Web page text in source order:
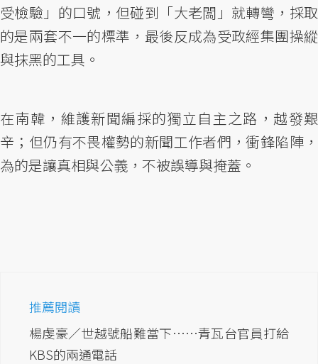
受檢驗」的口號，但碰到「大老闆」就轉彎，採取
的是兩套不一的標準，最後反成為受政經集團操縱
與抹黑的工具。
在南韓，維護新聞編採的獨立自主之路，越發艱
辛；但仍有不畏權勢的新聞工作者們，衝鋒陷陣，
為的是讓真相與公義，不被誤導與掩蓋。
推薦閱讀
楊虔豪／世越號船難當下⋯⋯青瓦台官員打給
KBS的兩通電話